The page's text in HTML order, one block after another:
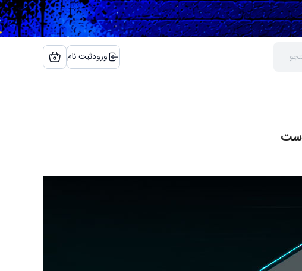
ورودثبت نام